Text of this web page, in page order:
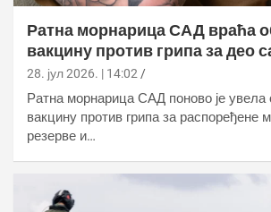
Ратна морнарица САД враћа
вакцину против грипа за део
28. јул 2026. | 14:02
Ратна морнарица САД поново је увела
вакцину против грипа за распоређене
резерве и…